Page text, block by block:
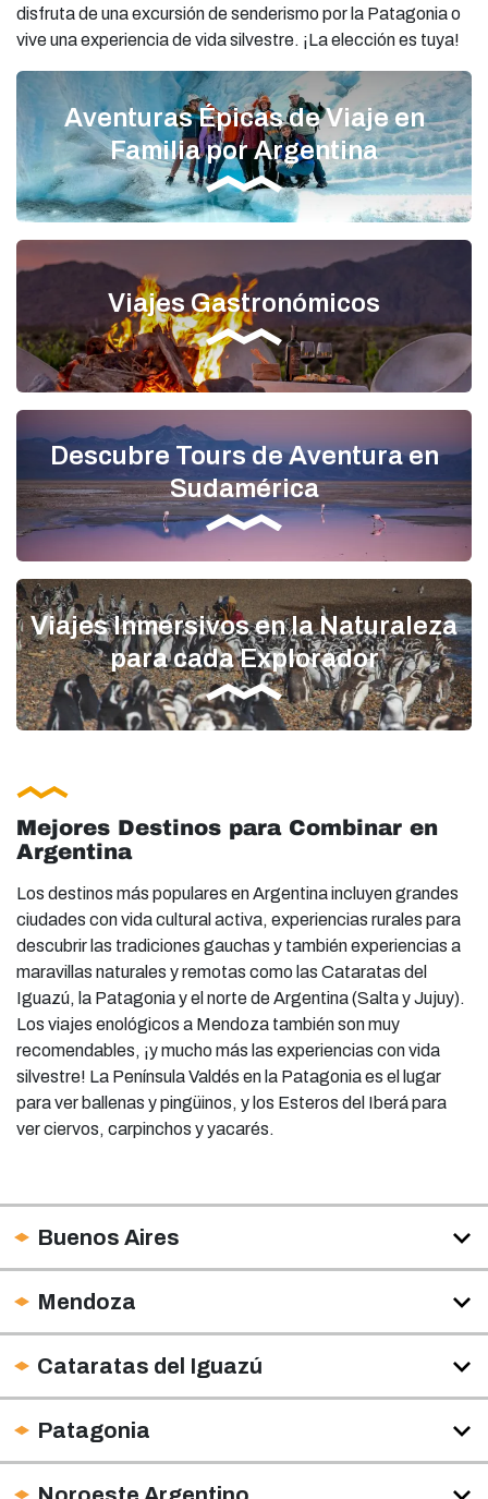
disfruta de una excursión de senderismo por la Patagonia o
vive una experiencia de vida silvestre. ¡La elección es tuya!
Aventuras Épicas de Viaje en
Familia por Argentina
Viajes Gastronómicos
Descubre Tours de Aventura en
Sudamérica
Viajes Inmersivos en la Naturaleza
para cada Explorador
Mejores Destinos para Combinar en
Argentina
Los destinos más populares en Argentina incluyen grandes
ciudades con vida cultural activa, experiencias rurales para
descubrir las tradiciones gauchas y también experiencias a
maravillas naturales y remotas como las Cataratas del
Iguazú, la Patagonia y el norte de Argentina (Salta y Jujuy).
Los viajes enológicos a Mendoza también son muy
recomendables, ¡y mucho más las experiencias con vida
silvestre! La Península Valdés en la Patagonia es el lugar
para ver ballenas y pingüinos, y los Esteros del Iberá para
ver ciervos, carpinchos y yacarés.
Buenos Aires
Mendoza
Cataratas del Iguazú
Patagonia